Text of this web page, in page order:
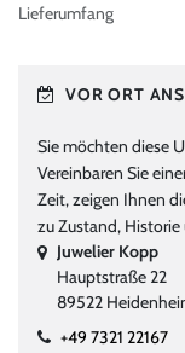
Lieferumfang
VOR ORT
Sie möchten diese
Vereinbaren Sie
Zeit, zeigen Ihnen
zu Zustand, Historie
Juwelier Kopp
Hauptstraße 22
89522
+49 7321 22167